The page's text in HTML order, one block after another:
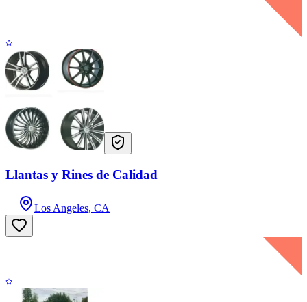
Llantas y Rines de Calidad
Los Angeles, CA